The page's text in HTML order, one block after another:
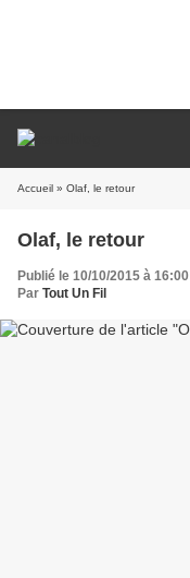
Accueil » Olaf, le retour
Olaf, le retour
Publié le 10/10/2015 à 16:00
Par Tout Un Fil